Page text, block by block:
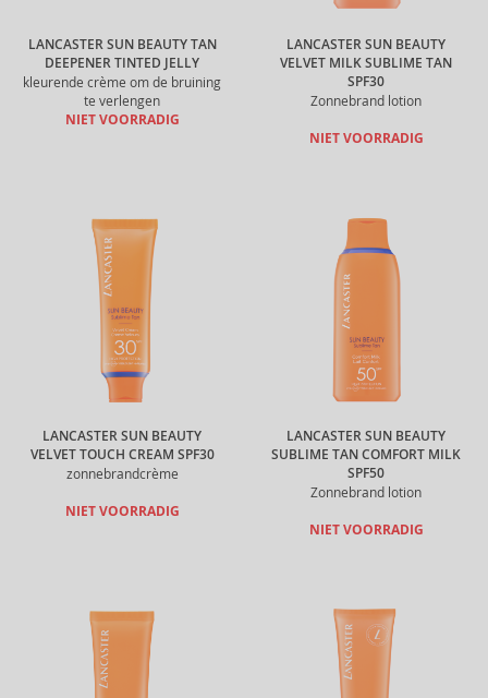
LANCASTER SUN BEAUTY TAN
DEEPENER TINTED JELLY
kleurende crème om de bruining
te verlengen
NIET VOORRADIG
LANCASTER SUN BEAUTY
VELVET MILK SUBLIME TAN
SPF30
Zonnebrand lotion
NIET VOORRADIG
LANCASTER SUN BEAUTY
VELVET TOUCH CREAM SPF30
zonnebrandcrème
NIET VOORRADIG
LANCASTER SUN BEAUTY
SUBLIME TAN COMFORT MILK
SPF50
Zonnebrand lotion
NIET VOORRADIG